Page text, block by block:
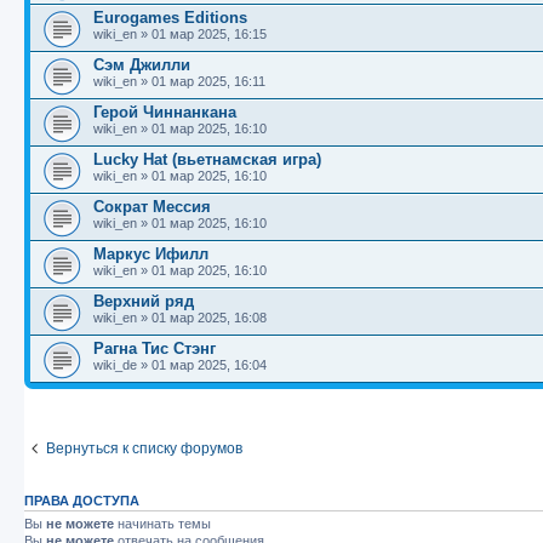
Eurogames Editions
wiki_en » 01 мар 2025, 16:15
Сэм Джилли
wiki_en » 01 мар 2025, 16:11
Герой Чиннанкана
wiki_en » 01 мар 2025, 16:10
Lucky Hat (вьетнамская игра)
wiki_en » 01 мар 2025, 16:10
Сократ Мессия
wiki_en » 01 мар 2025, 16:10
Маркус Ифилл
wiki_en » 01 мар 2025, 16:10
Верхний ряд
wiki_en » 01 мар 2025, 16:08
Рагна Тис Стэнг
wiki_de » 01 мар 2025, 16:04
Вернуться к списку форумов
ПРАВА ДОСТУПА
Вы не можете начинать темы
Вы не можете отвечать на сообщения